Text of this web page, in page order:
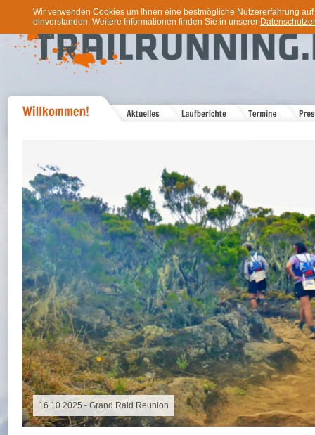
Wir verwenden Cookies um Ihnen eine bestmögliche Nutzererfahrung
einverstanden. Weitere Informationen finden Sie in unserer
18.10.2025 - Altmühltrail